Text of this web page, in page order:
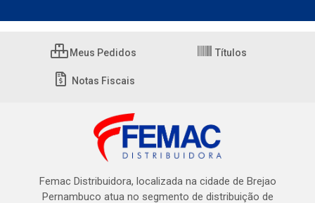
Meus Pedidos Títulos
Notas Fiscais
Femac Distribuidora, localizada na cidade de Brejao
Pernambuco atua no segmento de distribuição de